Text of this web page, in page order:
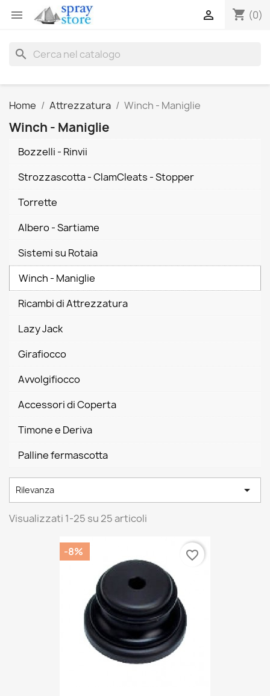
 shopping_cart (0)

search
Home Attrezzatura Winch - Maniglie
Winch - Maniglie
Bozzelli - Rinvii
Strozzascotta - ClamCleats - Stopper
Torrette
Albero - Sartiame
Sistemi su Rotaia
Winch - Maniglie
Ricambi di Attrezzatura
Lazy Jack
Girafiocco
Avvolgifiocco
Accessori di Coperta
Timone e Deriva
Palline fermascotta
Rilevanza 
Visualizzati 1-25 su 25 articoli
-8% favorite_border